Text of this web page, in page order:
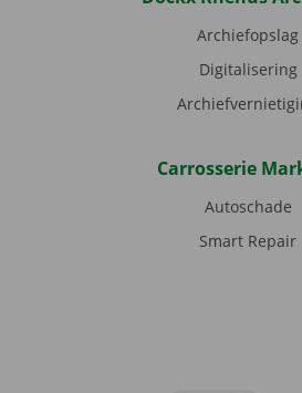
Archiefopslag
Digitalisering
Carrosserie
Autoschade
Smart Repair